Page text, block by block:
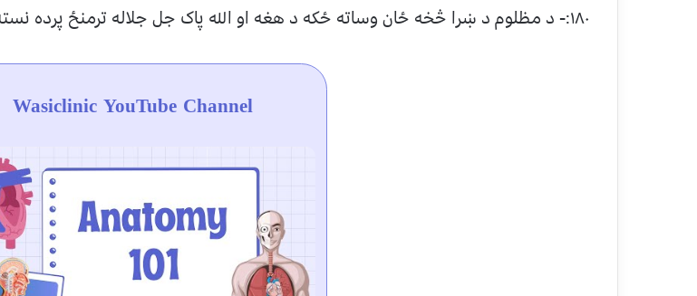
١٨٠:- د مظلوم د ښرا څخه ځان وساته ځکه د هغه او الله پاک جل جلاله ترمنځ پرده نسته
Wasiclinic YouTube Channel